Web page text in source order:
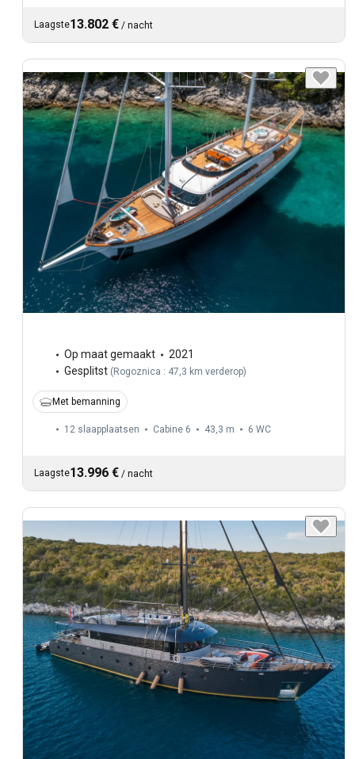
Laagste13.802 € / nacht
Op maat gemaakt
2021
Gesplitst ( Rogoznica : 47,3 km verderop)
Met bemanning
12 slaapplaatsen Cabine 6 43,3 m 6 WC
Laagste13.996 € / nacht